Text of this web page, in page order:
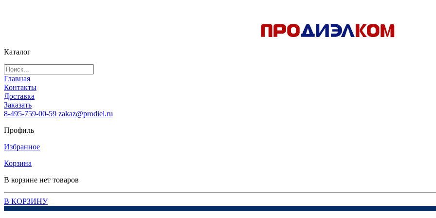
Каталог
Главная
Контакты
Доставка
Заказать
8-495-759-00-59 zakaz@prodiel.ru
Профиль
Избранное
Корзина
В корзине нет товаров
В КОРЗИНУ